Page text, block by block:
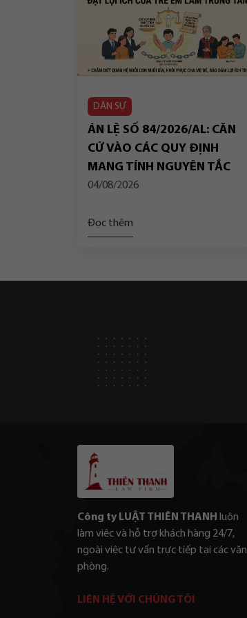
DÂN SỰ
ÁN LỆ SỐ 84/2026/AL: CĂN
CỨ VÀO CÁC QUY ĐỊNH
MANG TÍNH NGUYÊN TẮC
CỦA PHÁP LUẬT VỀ “QUYỀN
LỢI ÍCH TỐT NHẤT CỦA TRẺ
EM TRONG TRƯỜNG HỢP
NGƯỜI ĐỘC THÂN CHẾT
04/08/2026
Đọc thêm
Công ty LUẬT THIÊN THANH luôn
làm viêc và hỗ trợ khách hàng 24/7,
ngoài việc tư vấn trực tiếp tại các văn
phòng.
LIÊN HỆ VỚI CHÚNG TÔI